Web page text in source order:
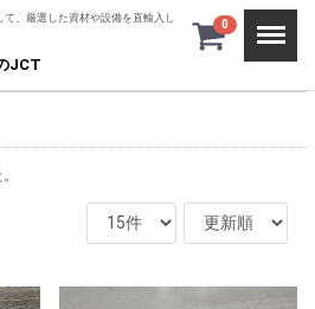
、厳選した資材や設備を直輸入し
JCT
0